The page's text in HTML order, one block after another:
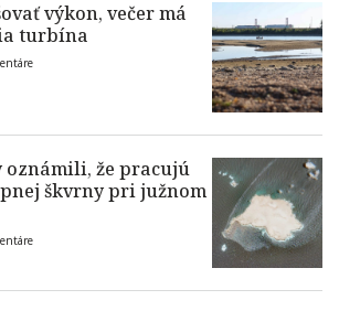
výkon, večer má
turbína
oznámili, že pracujú
škvrny pri južnom